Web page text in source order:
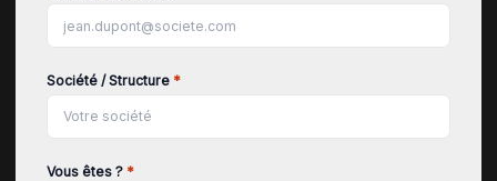
Société / Structure *
Vous êtes ? *